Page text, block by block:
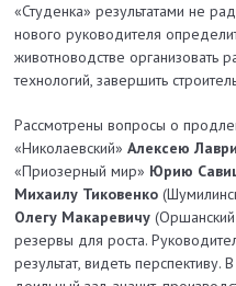
«Студенка» результатами не
нового руководителя
животноводстве организовать
технологий, завершить
Рассмотрены вопросы о
«Николаевский»Алексею
«Приозерный мир» Юрию
Михаилу Тиковенко
Олегу Макаревичу
резервы для роста.
результат, видеть